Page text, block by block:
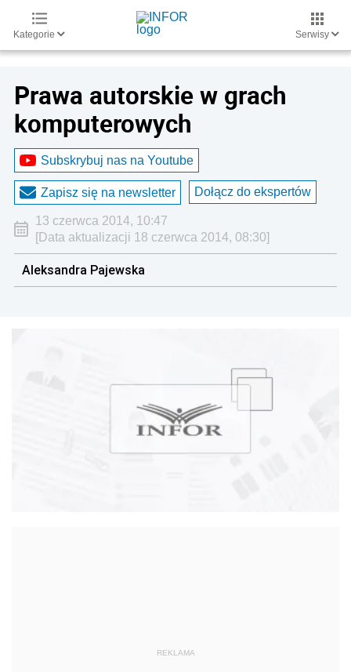
Kategorie Serwisy
Prawa autorskie w grach
komputerowych
Subskrybuj nas na Youtube
Zapisz się na newsletter Dołącz do ekspertów
13 czerwca 2014, 10:47
[Data aktualizacji 18 czerwca 2014, 08:30]
Aleksandra Pajewska